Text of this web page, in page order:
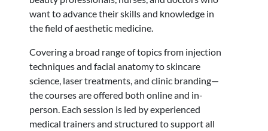
want to advance their skills and knowledge in
the field of aesthetic medicine.
Covering a broad range of topics from injection
techniques and facial anatomy to skincare
science, laser treatments, and clinic branding—
the courses are offered both online and in-
person. Each session is led by experienced
medical trainers and structured to support all